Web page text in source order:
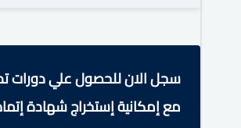
سجل الان للحصول علي دورات
مع إمكانية إستخراج شهادة